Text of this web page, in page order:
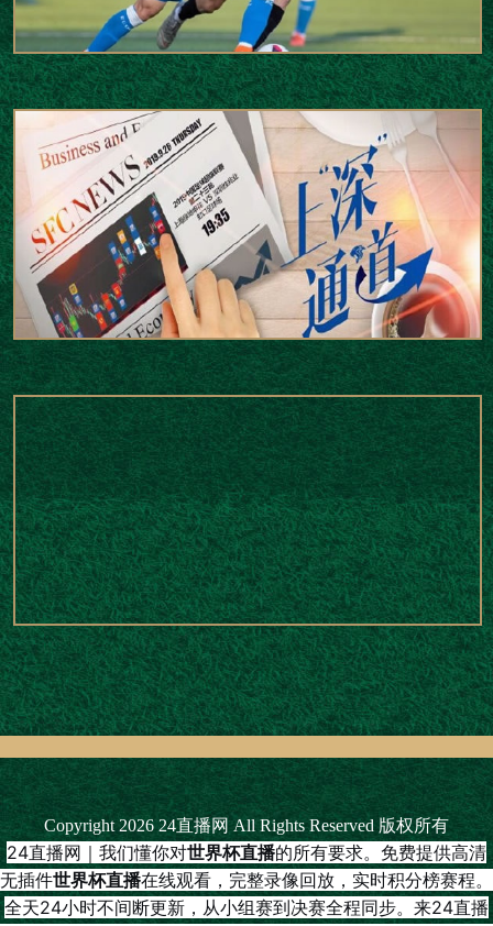
Copyright 2026 24直播网 All Rights Reserved 版权所有
24直播网｜我们懂你对世界杯直播的所有要求。免费提供高清
无插件世界杯直播在线观看，完整录像回放，实时积分榜赛程。
全天24小时不间断更新，从小组赛到决赛全程同步。来24直播